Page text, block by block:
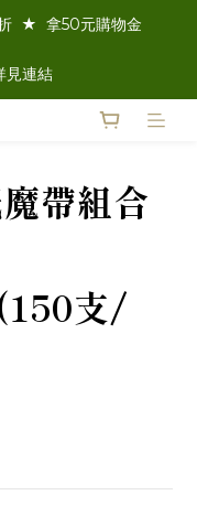
★  拿50元購物金
見連結
帶組合
支/